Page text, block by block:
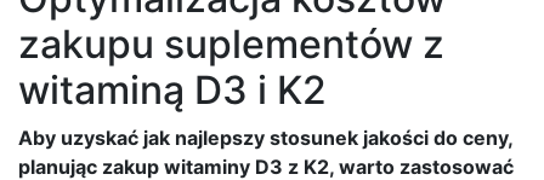
zakupu suplementów z
witaminą D3 i K2
Aby uzyskać jak najlepszy stosunek jakości do ceny,
planując zakup witaminy D3 z K2, warto zastosować